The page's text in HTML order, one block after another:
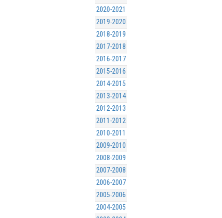
2020-2021
2019-2020
2018-2019
2017-2018
2016-2017
2015-2016
2014-2015
2013-2014
2012-2013
2011-2012
2010-2011
2009-2010
2008-2009
2007-2008
2006-2007
2005-2006
2004-2005